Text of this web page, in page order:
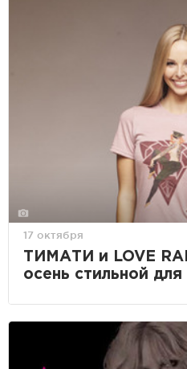
17 октября
ТИМАТИ и LOVE
осень стильной для